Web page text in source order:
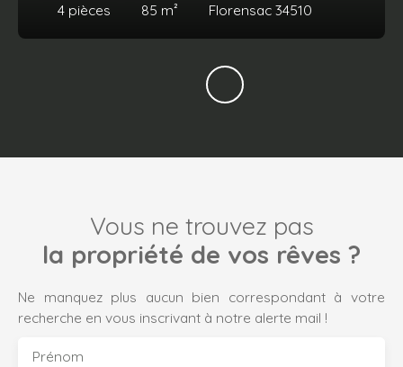
4 pièces 85 m² Florensac 34510
Vous ne trouvez pas
la propriété de vos rêves ?
Ne manquez plus aucun bien correspondant à votre
recherche en vous inscrivant à notre alerte mail !
Prénom